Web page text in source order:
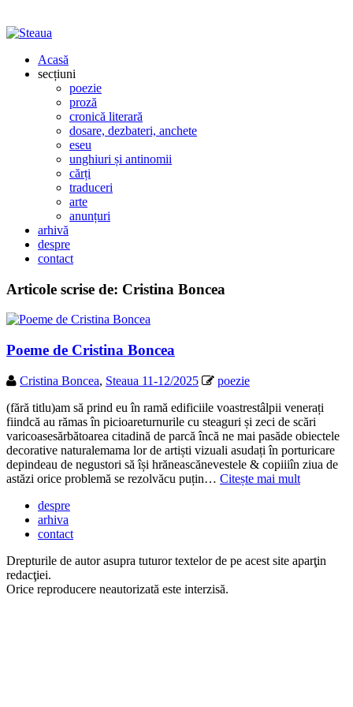
Acasă
secțiuni
poezie
proză
cronică literară
dosare, dezbateri, anchete
eseu
unghiuri și antinomii
cărți
traduceri
arte
anunțuri
arhivă
despre
contact
Articole scrise de: Cristina Boncea
Poeme de Cristina Boncea
Cristina Boncea, Steaua 11-12/2025
poezie
(fără titlu)am să prind eu în ramă edificiile voastrestâlpii venerați
fiindcă au rămas în picioareturnurile cu steaguri și zeci de scări
varicoasesărbătoarea citadină de parcă încă ne mai pasăde obiectele
decorative naturalemama lor de artiști vizuali asudați în porturicare
depindeau de negustori să își hrăneascănevestele & copiiiîn ziua de
astăzi orice problemă se rezolvăcu puțin… Citește mai mult
despre
arhiva
contact
Drepturile de autor asupra tuturor textelor de pe acest site aparţin
redacţiei.
Orice reproducere neautorizată este interzisă.